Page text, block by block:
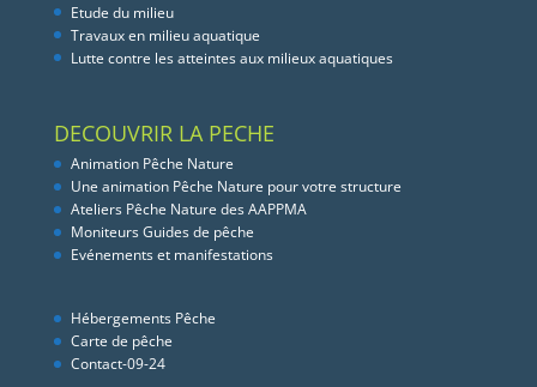
Etude du milieu
Travaux en milieu aquatique
Lutte contre les atteintes aux milieux aquatiques
DECOUVRIR LA PECHE
Animation Pêche Nature
Une animation Pêche Nature pour votre structure
Ateliers Pêche Nature des AAPPMA
Moniteurs Guides de pêche
Evénements et manifestations
Hébergements Pêche
Carte de pêche
Contact-09-24